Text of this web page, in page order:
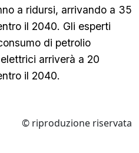
a ridursi, arrivando a 35
il 2040. Gli esperti
di petrolio
arriverà a 20
il 2040.
© riproduzione riservata